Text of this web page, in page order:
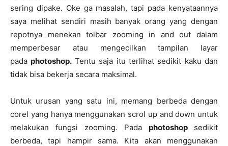
sering dipake. Oke ga masalah, tapi pada kenyataannya
saya melihat sendiri masih banyak orang yang dengan
repotnya menekan tolbar zooming in and out dalam
memperbesar atau mengecilkan tampilan layar
padaphotoshop. Tentu saja itu terlihat sedikit kaku dan
tidak bisa bekerja secara maksimal.
Untuk urusan yang satu ini, memang berbeda dengan
corel yang hanya menggunakan scrol up and down untuk
melakukan fungsi zooming. Pada photoshop sedikit
berbeda, tapi hampir sama. Kita akan menggunakan